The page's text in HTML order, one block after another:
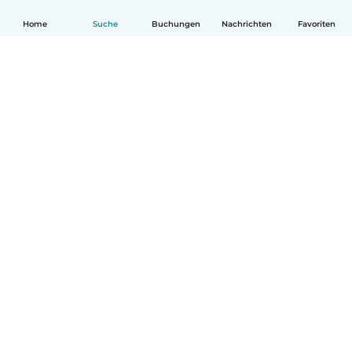
Home Suche Buchungen Nachrichten Favoriten